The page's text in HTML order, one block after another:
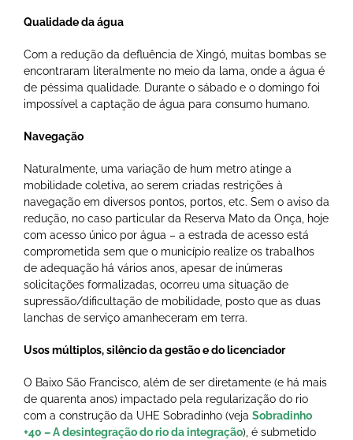
Qualidade da água
Com a redução da defluência de Xingó, muitas bombas se
encontraram literalmente no meio da lama, onde a água é
de péssima qualidade. Durante o sábado e o domingo foi
impossível a captação de água para consumo humano.
Navegação
Naturalmente, uma variação de hum metro atinge a
mobilidade coletiva, ao serem criadas restrições à
navegação em diversos pontos, portos, etc. Sem o aviso da
redução, no caso particular da Reserva Mato da Onça, hoje
com acesso único por água – a estrada de acesso está
comprometida sem que o município realize os trabalhos
de adequação há vários anos, apesar de inúmeras
solicitações formalizadas, ocorreu uma situação de
supressão/dificultação de mobilidade, posto que as duas
lanchas de serviço amanheceram em terra.
Usos múltiplos, silêncio da gestão e do licenciador
O Baixo São Francisco, além de ser diretamente (e há mais
de quarenta anos) impactado pela regularização do rio
com a construção da UHE Sobradinho (veja Sobradinho
+40 – A desintegração do rio da integração), é submetido